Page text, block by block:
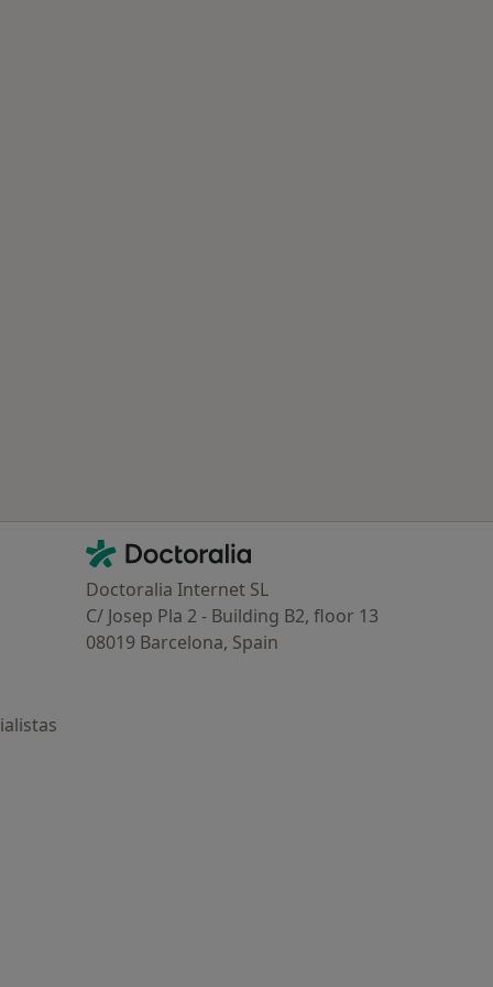
Contacto
Doctoralia - Página de inicio
Doctoralia Internet SL
C/ Josep Pla 2 - Building B2, floor 13
08019 Barcelona, Spain